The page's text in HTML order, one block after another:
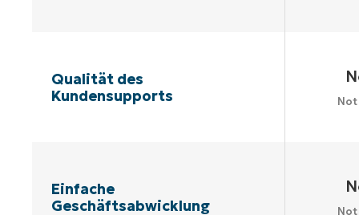
Qualität des
Kundensupports
Einfache
Geschäftsabwicklung